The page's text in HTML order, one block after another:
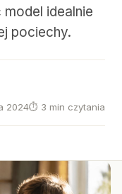
idealnie
pociechy.
2024⏱ 3 min czytania